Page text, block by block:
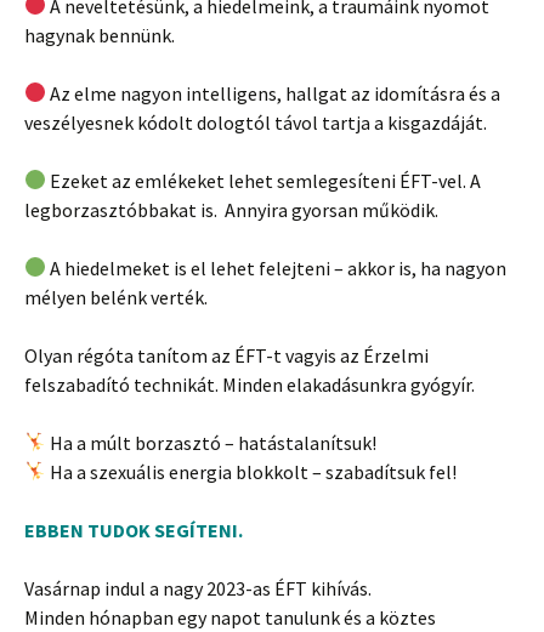
A neveltetésünk, a hiedelmeink, a traumáink nyomot
hagynak bennünk.
Az elme nagyon intelligens, hallgat az idomításra és a
veszélyesnek kódolt dologtól távol tartja a kisgazdáját.
Ezeket az emlékeket lehet semlegesíteni ÉFT-vel. A
legborzasztóbbakat is. Annyira gyorsan működik.
A hiedelmeket is el lehet felejteni – akkor is, ha nagyon
mélyen belénk verték.
Olyan régóta tanítom az ÉFT-t vagyis az Érzelmi
felszabadító technikát. Minden elakadásunkra gyógyír.
Ha a múlt borzasztó – hatástalanítsuk!
Ha a szexuális energia blokkolt – szabadítsuk fel!
EBBEN TUDOK SEGÍTENI.
Vasárnap indul a nagy 2023-as ÉFT kihívás.
Minden hónapban egy napot tanulunk és a köztes